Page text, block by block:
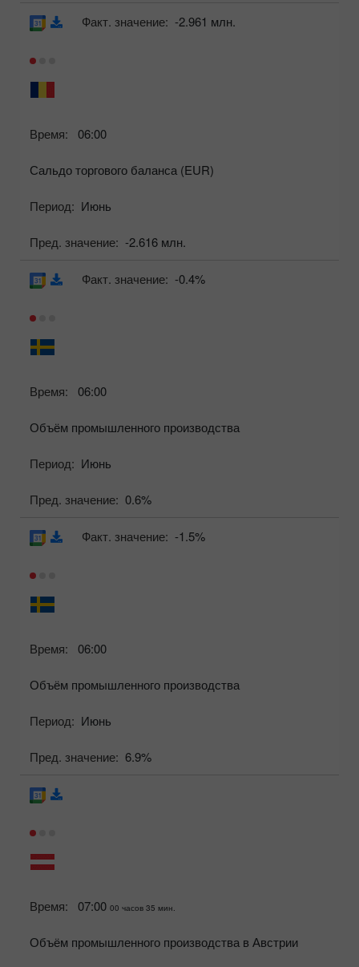
Время: 06:00
Сальдо торгового баланса (EUR)
Период: Июнь
Пред. значение: -2.616 млн.
Факт. значение: -2.961 млн.
Время: 06:00
Объём промышленного производства
Период: Июнь
Пред. значение: 0.6%
Факт. значение: -0.4%
Время: 06:00
Объём промышленного производства
Период: Июнь
Пред. значение: 6.9%
Факт. значение: -1.5%
Время: 07:00 00 часов 35 мин.
Объём промышленного производства в Австрии